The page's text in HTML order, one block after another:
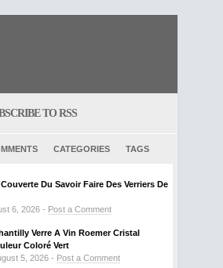
TO RSS
CATEGORIES TAGS
Du Savoir Faire Des Verriers De
6, 2026 - Post a Comment
Verre A Vin Roemer Cristal
Coloré Vert
5, 2026 - Post a Comment